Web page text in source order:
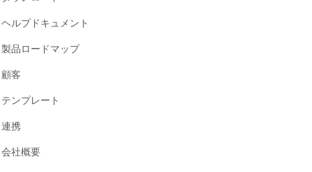
ヘルプドキュメント
製品ロードマップ
顧客
テンプレート
連携
会社概要